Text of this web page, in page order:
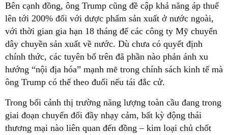
Bên cạnh đồng, ông Trump cũng đề cập khả năng áp thuế
lên tới 200% đối với dược phẩm sản xuất ở nước ngoài,
với thời gian gia hạn 18 tháng để các công ty Mỹ chuyển
dây chuyền sản xuất về nước. Dù chưa có quyết định
chính thức, các tuyên bố trên đã phần nào phản ánh xu
hướng “nội địa hóa” mạnh mẽ trong chính sách kinh tế mà
ông Trump có thể theo đuổi nếu tái đắc cử.
Trong bối cảnh thị trường năng lượng toàn cầu đang trong
giai đoạn chuyển đổi đầy nhạy cảm, bất kỳ động thái
thương mại nào liên quan đến đồng – kim loại chủ chốt